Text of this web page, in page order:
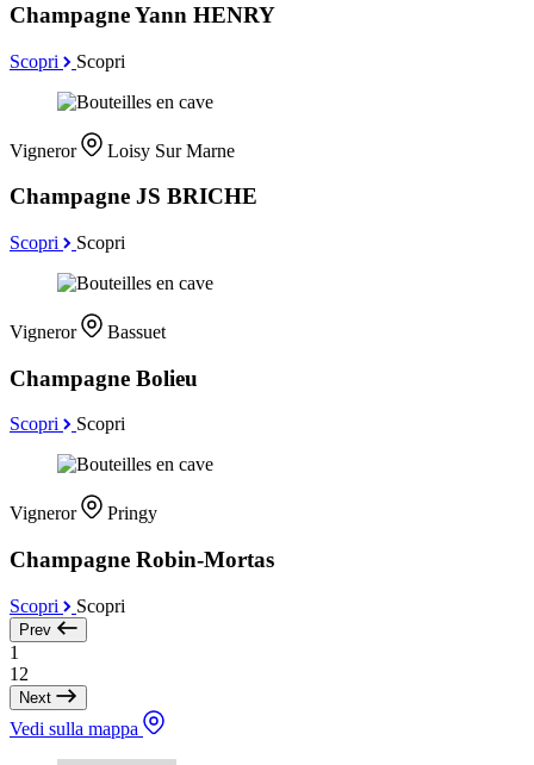
Champagne Yann HENRY
Scopri Scopri
Vigneror Loisy Sur Marne
Champagne JS BRICHE
Scopri Scopri
Vigneror Bassuet
Champagne Bolieu
Scopri Scopri
Vigneror Pringy
Champagne Robin-Mortas
Scopri Scopri
Prev
1
12
Next
Vedi sulla mappa